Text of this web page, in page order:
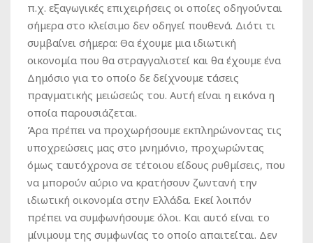
π.χ. εξαγωγικές επιχειρήσεις οι οποίες οδηγούνται
σήμερα στο κλείσιμο δεν οδηγεί πουθενά. Διότι τι
συμβαίνει σήμερα: Θα έχουμε μια ιδιωτική
οικονομία που θα στραγγαλιστεί και θα έχουμε ένα
Δημόσιο για το οποίο δε δείχνουμε τάσεις
πραγματικής μειώσεώς του. Αυτή είναι η εικόνα η
οποία παρουσιάζεται.
Άρα πρέπει να προχωρήσουμε εκπληρώνοντας τις
υποχρεώσεις μας στο μνημόνιο, προχωρώντας
όμως ταυτόχρονα σε τέτοιου είδους ρυθμίσεις, που
να μπορούν αύριο να κρατήσουν ζωντανή την
ιδιωτική οικονομία στην Ελλάδα. Εκεί λοιπόν
πρέπει να συμφωνήσουμε όλοι. Και αυτό είναι το
μίνιμουμ της συμφωνίας το οποίο απαιτείται. Δεν